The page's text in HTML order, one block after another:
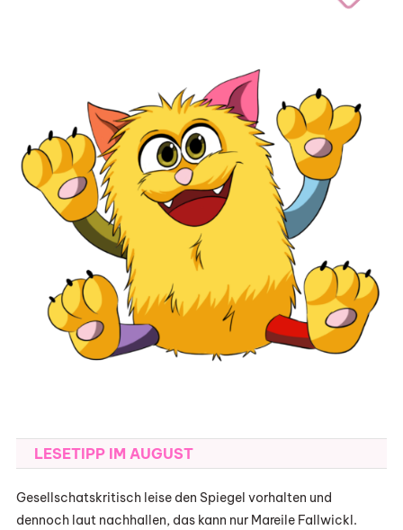
LESETIPP IM AUGUST
Gesellschatskritisch leise den Spiegel vorhalten und
dennoch laut nachhallen, das kann nur Mareile Fallwickl.